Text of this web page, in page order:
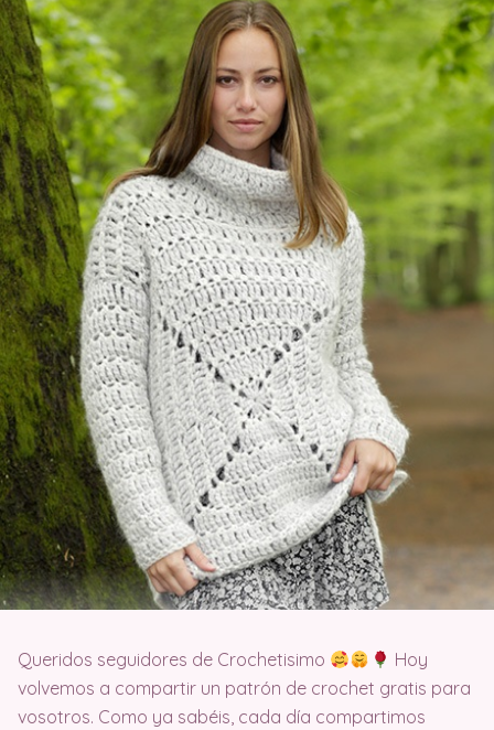
Queridos seguidores de Crochetisimo
Hoy
volvemos a compartir un patrón de crochet gratis para
vosotros. Como ya sabéis, cada día compartimos